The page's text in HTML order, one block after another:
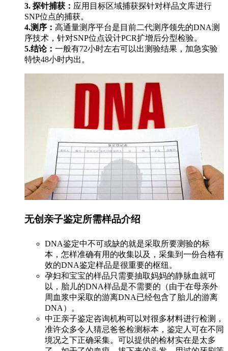
3. 探针捕获： 应用目标区域捕获探针对样品文库进行
SNP位点的捕获。
4.测序： 高通量测序平台是目前二代测序领先的DNA测
序技术，针对SNP位点设计PCR扩增后分型检验。
5.结论： 一般有72小时左右可以出测验结果，加急实验
特快48小时内出。
无创亲子鉴定所需样品介绍
DNA鉴定中不可或缺的就是采取所要测验的标
本，怎样准确有用的收集以及，采集到一份合格有
效的DNA鉴定样品是很重要的枢纽。
孕妇和宝宝的样品只需要抽取妈妈的静脉血就可
以，胎儿的DNA样品是不需要的（由于在母亲外
周血浆中采取的游离DNA已经包含了胎儿的游离
DNA）。
中正亲子鉴定咨询机构可以对很多材料进行检测，
准许众多令人猜忌爸爸检测标本，鉴定人可在不同
境况之下正确采集。可以提供的检材实在是太多